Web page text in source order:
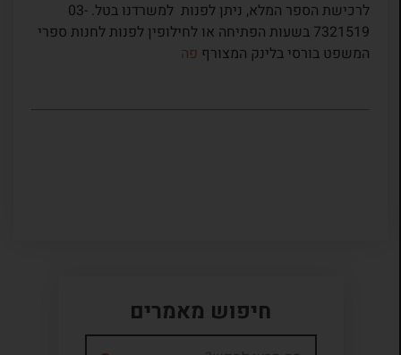
לרכישת הספר המלא, ניתן לפנות למשרדנו בטל. 03-
7321519 בשעות הפתיחה או לחילופין לפנות לחנות ספרי
המשפט בורסי בלינק המצורף פה
חיפוש מאמרים